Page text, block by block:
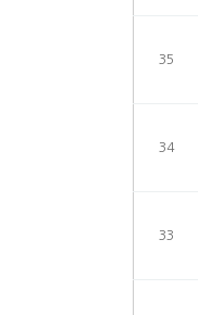
35
34
33